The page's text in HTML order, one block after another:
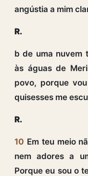
angústia a mim
R.
b de uma nuvem
às águas de
povo, porque
quisesses me
R.
10 Em teu meio
nem adores a
Porque eu sou o